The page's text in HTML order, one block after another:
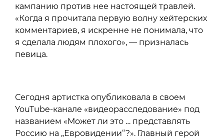
кампанию против нее настоящей травлей.
«Когда я прочитала первую волну хейтерских
комментариев, я искренне не понимала, что
я сделала людям плохого», — призналась
певица.
Сегодня артистка опубликовала в своем
YouTube-канале «видеорасследование» под
названием «Может ли это … представлять
Россию на „Евровидении“?». Главный герой